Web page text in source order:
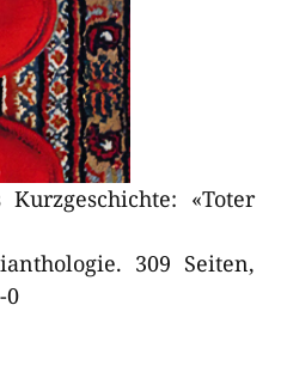
«Toter
309 Seiten,
0